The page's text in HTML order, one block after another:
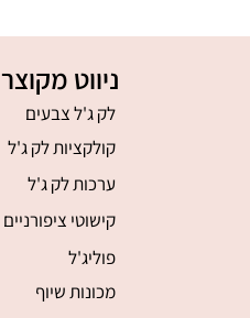
ניווט מקוצר
לק ג'ל צבעים
קולקציות לק ג'ל
ערכות לק ג'ל
קישוטי ציפורניים
פוליג'ל
מכונות שיוף